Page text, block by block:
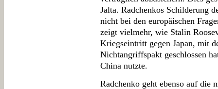
Jalta. Radchenkos Schilderung
nicht bei den europäischen
zeigt vielmehr, wie Stalin
Kriegseintritt gegen Japan, mit
Nichtangriffspakt geschlossen
China nutzte.
Radchenko geht ebenso auf